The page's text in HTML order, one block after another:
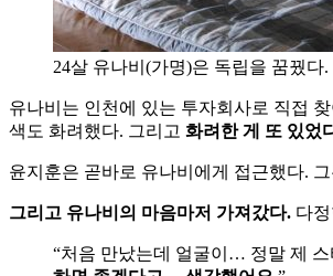
24살 유나비(가명)은 독립을 꿈꿨
유나비는 인천에 있는 투자회사로 직접
색도 화려했다. 그리고 화려한 게 또 있었
윤지훈은 곧바로 유나비에게 접근했다.
그리고 유나비의 마음마저 가져갔다. 다
“처음 만났는데 얼굴이… 정말 제